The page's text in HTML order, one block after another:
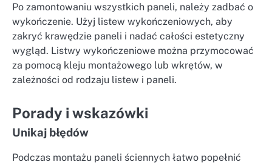
Po zamontowaniu wszystkich paneli, należy zadbać o
wykończenie. Użyj listew wykończeniowych, aby
zakryć krawędzie paneli i nadać całości estetyczny
wygląd. Listwy wykończeniowe można przymocować
za pomocą kleju montażowego lub wkrętów, w
zależności od rodzaju listew i paneli.
Porady i wskazówki
Unikaj błędów
Podczas montażu paneli ściennych łatwo popełnić